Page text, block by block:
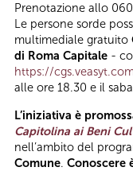
Prenotazione allo
Le persone sorde
multimediale gratuito
di Roma Capitale -
https://
alle ore 18.30 e il
L’iniziativa è
Capitolina ai Beni
nell’ambito del
Comune. Conoscere